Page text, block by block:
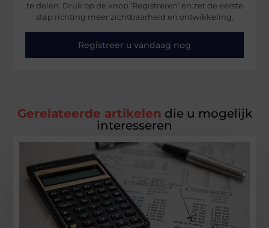
te delen. Druk op de knop ‘Registreren’ en zet de eerste
stap richting meer zichtbaarheid en ontwikkeling.
Registreer u vandaag nog
Gerelateerde artikelen die u mogelijk
interesseren